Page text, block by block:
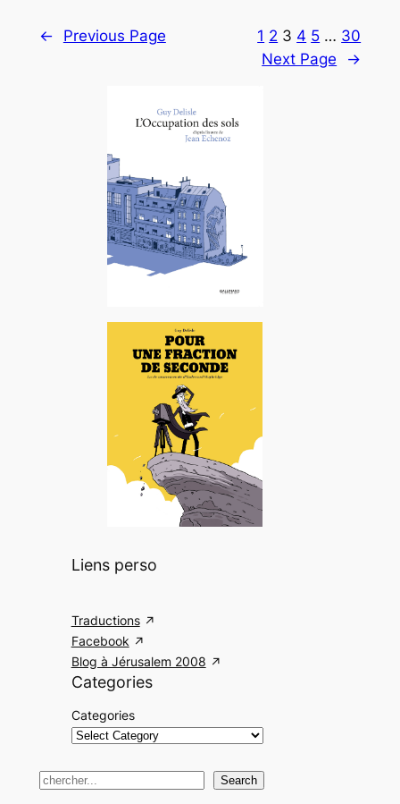
← Previous Page 1 2 3 4 5 … 30
Next Page
→
Liens perso
Traductions
Facebook
Blog à Jérusalem 2008
Categories
Categories
S
Search